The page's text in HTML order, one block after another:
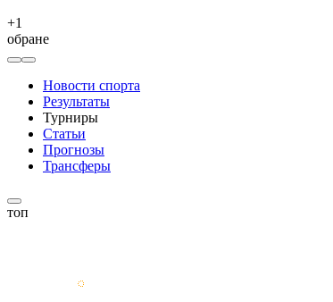
+1
обране
Новости спорта
Результаты
Турниры
Статьи
Прогнозы
Трансферы
топ